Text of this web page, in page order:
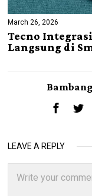
March 26, 2026
Tecno
Langsung di
LEAVE A REPLY